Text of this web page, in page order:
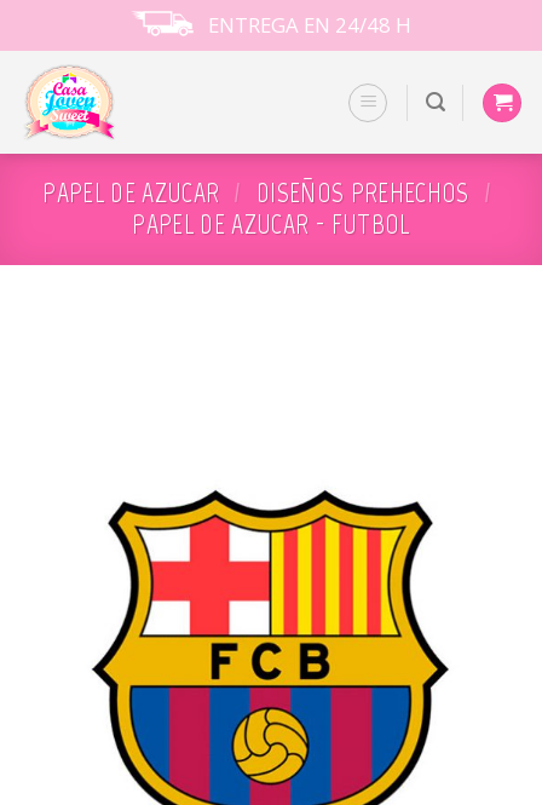
to
content
ENTREGA EN 24/48 H
PAPEL DE AZUCAR / DISEÑOS PREHECHOS /
PAPEL DE AZUCAR - FUTBOL